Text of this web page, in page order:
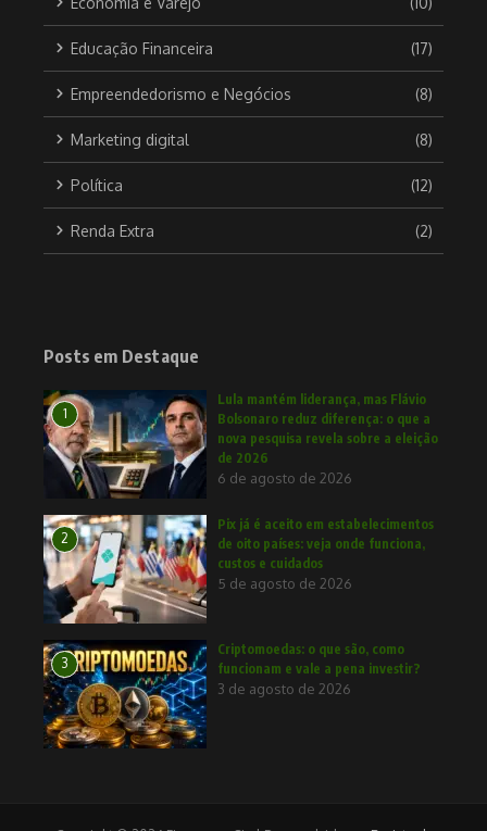
Educação Financeira (17)
Empreendedorismo e Negócios (8)
Marketing digital (8)
Política (12)
Renda Extra (2)
Posts em Destaque
1
Lula mantém liderança, mas Flávio
Bolsonaro reduz diferença: o que a
nova pesquisa revela sobre a eleição
de 2026
6 de agosto de 2026
2
Pix já é aceito em estabelecimentos
de oito países: veja onde funciona,
custos e cuidados
5 de agosto de 2026
3
Criptomoedas: o que são, como
funcionam e vale a pena investir?
3 de agosto de 2026